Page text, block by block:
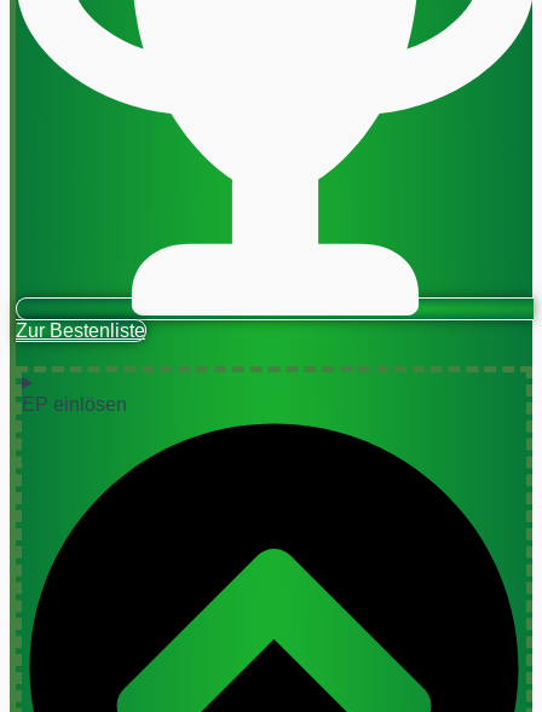
Zur Bestenliste
EP einlösen